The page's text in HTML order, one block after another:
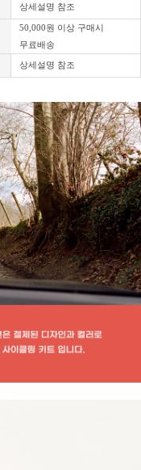
상세설명 참조
50,000원 이상 구매시
무료배송
상세설명 참조